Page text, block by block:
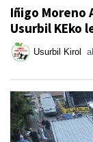
Iñigo Moreno
Usurbil KEko
Usurbil Kirol